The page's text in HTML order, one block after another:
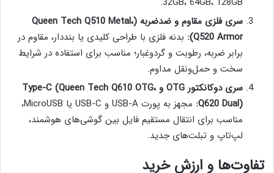
سری فلزی مقاوم و ضدضربه (Queen Tech Q510 Metal،
Q520 Armor):
بدنه فلزی با طراحی کلیدی یا بنددار، مقاوم در
برابر ضربه، رطوبت و گردوغبار؛ مناسب برای استفاده در شرایط
سخت و حمل‌ونقل مداوم.
سری دوکانکتور OTG و Type-C (Queen Tech Q610 OTG،
Q620 Dual):
مجهز به پورت USB-A و USB-C یا MicroUSB،
مناسب برای انتقال مستقیم فایل بین گوشی‌های هوشمند،
لپ‌تاپ و تبلت‌های جدید.
تفاوت‌ها و ارزش خرید